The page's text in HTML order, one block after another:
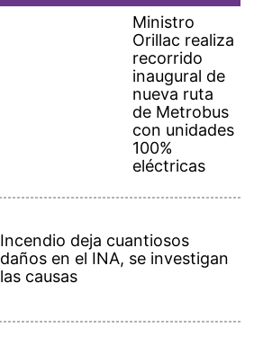
Ministro
Orillac realiza
recorrido
inaugural de
nueva ruta
de Metrobus
con unidades
100%
eléctricas
Incendio deja cuantiosos
daños en el INA, se investigan
las causas